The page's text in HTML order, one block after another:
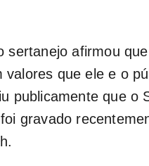
sertanejo afirmou
valores que ele e o
publicamente que o
gravado